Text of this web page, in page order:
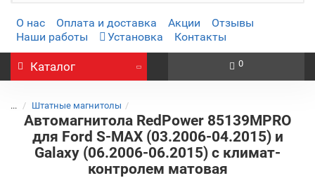
О нас Оплата и доставка Акции
Отзывы
Наши работы
Установка Контакты
Каталог 0
... Штатные магнитолы
Автомагнитола RedPower 85139MPRO
для Ford S-MAX (03.2006-04.2015) и
Galaxy (06.2006-06.2015) с климат-
контролем матовая